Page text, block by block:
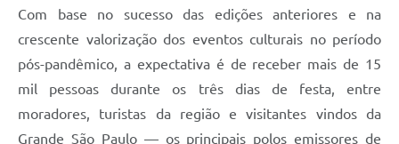
Com base no sucesso das edições anteriores e na
crescente valorização dos eventos culturais no período
pós-pandêmico, a expectativa é de receber mais de 15
mil pessoas durante os três dias de festa, entre
moradores, turistas da região e visitantes vindos da
Grande São Paulo — os principais polos emissores de